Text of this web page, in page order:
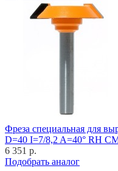
Фреза специальная для
D=40 I=7/8,2 A=40° RH
6 351 р.
Подобрать аналог